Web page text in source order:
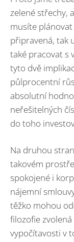
zelené střechy,
musíte
připravená, tak
také pracovat s
tyto dvě
půlprocentní
absolutní
neřešitelných
do toho
Na druhou
takovém
spokojené i
nájemní
těžko mohou
filozofie
vypočítavosti v